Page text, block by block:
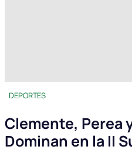
DEPORTES
Clemente, Perea
Dominan en la II